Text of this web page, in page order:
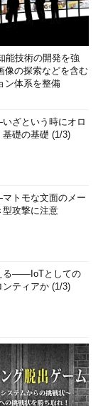
能技術の開発を強
像の探索などを含む
ン体系を整備
ざという時にオロ
礎の基礎 (1/3)
トモな文面のメー
型攻撃に注意
る――IoTとしての
ンティアか (1/3)